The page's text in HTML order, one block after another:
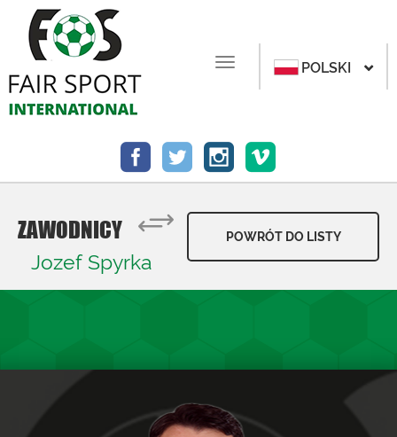
POLSKI
ZAWODNICY
Jozef Spyrka
POWRÓT DO LISTY